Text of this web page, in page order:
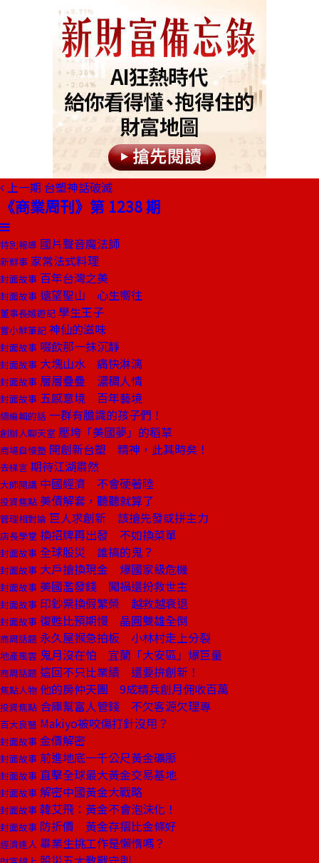
上一期 台塑神話破滅
《商業周刊》第 1238 期
特別報導 國片聲音魔法師
新鮮事 家常法式料理
封面故事 百年台灣之美
封面故事 遠望聖山 心生嚮往
董事長嬉遊記 學生王子
嘗小鮮筆記 神仙的滋味
封面故事 啜飲那一抹沉靜
封面故事 大塊山水 痛快淋漓
封面故事 層層疊疊 濃稠人情
封面故事 五感意境 百年藝境
總編輯的話 一群有膽識的孩子們！
創辦人聊天室 壓垮「美國夢」的稻草
商場自慢塾 開創新台塑 精神，此其時矣！
去梯言 期待江湖肅然
大師開講 中國經濟 不會硬著陸
投資焦點 美債解套，聽聽就算了
管理相對論 巨人求創新 該搶先發或拼主力
店長學堂 換招牌再出發 不如換菜單
封面故事 全球股災 誰搞的鬼？
封面故事 大戶搶換現金 爆國家級危機
封面故事 美國濫發錢 闖禍還扮救世主
封面故事 印鈔票換假繁榮 越救越衰退
封面故事 復甦比預期慢 晶圓雙雄全倒
商周話題 永久屋猴急拍板 小林村走上分裂
地產風雲 鬼月沒在怕 宜蘭「大安區」爆巨量
商周話題 這回不只比業績 還要拚創新！
焦點人物 他的房仲天團 9成精兵創月佣收百萬
投資焦點 合庫幫富人管錢 不欠客源欠理專
百大良醫 Makiyo被咬傷打針沒用？
封面故事 金價解密
封面故事 前進地底一千公尺黃金礦脈
封面故事 直擊全球最大黃金交易基地
封面故事 解密中國黃金大戰略
封面故事 韓艾飛：黃金不會泡沫化！
封面故事 防折價 黃金存摺比金條好
經濟達人 畢業生挑工作是懶惰嗎？